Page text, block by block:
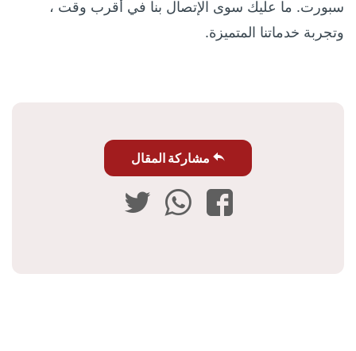
سبورت. ما عليك سوى الإتصال بنا في أقرب وقت ،
وتجربة خدماتنا المتميزة.
مشاركة المقال
فيسبوكواتساب